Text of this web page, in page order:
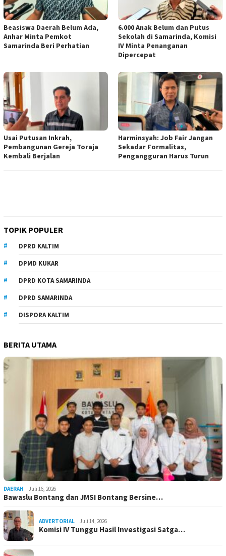
Beasiswa Daerah Belum Ada,
Anhar Minta Pemkot
Samarinda Beri Perhatian
6.000 Anak Belum dan Putus
Sekolah di Samarinda, Komisi
IV Minta Penanganan
Dipercepat
Usai Putusan Inkrah,
Pembangunan Gereja Toraja
Kembali Berjalan
Harminsyah: Job Fair Jangan
Sekadar Formalitas,
Pengangguran Harus Turun
TOPIK POPULER
DPRD KALTIM
DPMD KUKAR
DPRD KOTA SAMARINDA
DPRD SAMARINDA
DISPORA KALTIM
BERITA UTAMA
DAERAH Juli 16, 2026
Bawaslu Bontang dan JMSI Bontang Bersine…
ADVERTORIAL Juli 14, 2026
Komisi IV Tunggu Hasil Investigasi Satga…